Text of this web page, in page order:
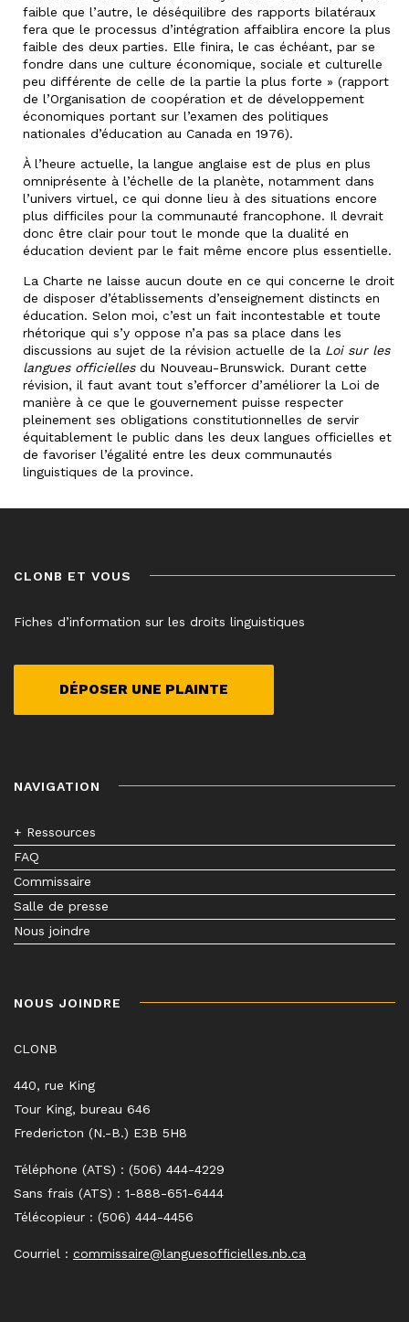
faible que l’autre, le déséquilibre des rapports bilatéraux
fera que le processus d’intégration affaiblira encore la plus
faible des deux parties. Elle finira, le cas échéant, par se
fondre dans une culture économique, sociale et culturelle
peu différente de celle de la partie la plus forte » (rapport
de l’Organisation de coopération et de développement
économiques portant sur l’examen des politiques
nationales d’éducation au Canada en 1976).
À l’heure actuelle, la langue anglaise est de plus en plus
omniprésente à l’échelle de la planète, notamment dans
l’univers virtuel, ce qui donne lieu à des situations encore
plus difficiles pour la communauté francophone. Il devrait
donc être clair pour tout le monde que la dualité en
éducation devient par le fait même encore plus essentielle.
La Charte ne laisse aucun doute en ce qui concerne le droit
de disposer d’établissements d’enseignement distincts en
éducation. Selon moi, c’est un fait incontestable et toute
rhétorique qui s’y oppose n’a pas sa place dans les
discussions au sujet de la révision actuelle de la Loi sur les
langues officielles du Nouveau-Brunswick. Durant cette
révision, il faut avant tout s’efforcer d’améliorer la Loi de
manière à ce que le gouvernement puisse respecter
pleinement ses obligations constitutionnelles de servir
équitablement le public dans les deux langues officielles et
de favoriser l’égalité entre les deux communautés
linguistiques de la province.
CLONB ET VOUS
Fiches d’information sur les droits linguistiques
DÉPOSER UNE PLAINTE
NAVIGATION
+ Ressources
FAQ
Commissaire
Salle de presse
Nous joindre
NOUS JOINDRE
CLONB
440, rue King
Tour King, bureau 646
Fredericton (N.-B.) E3B 5H8
Téléphone (ATS) : (506) 444-4229
Sans frais (ATS) : 1-888-651-6444
Télécopieur : (506) 444-4456
Courriel : commissaire@languesofficielles.nb.ca